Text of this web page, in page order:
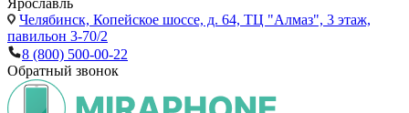
Ярославль
Челябинск, Копейское шоссе, д. 64, ТЦ "Алмаз", 3 этаж,
павильон 3-70/2
8 (800) 500-00-22
Обратный звонок